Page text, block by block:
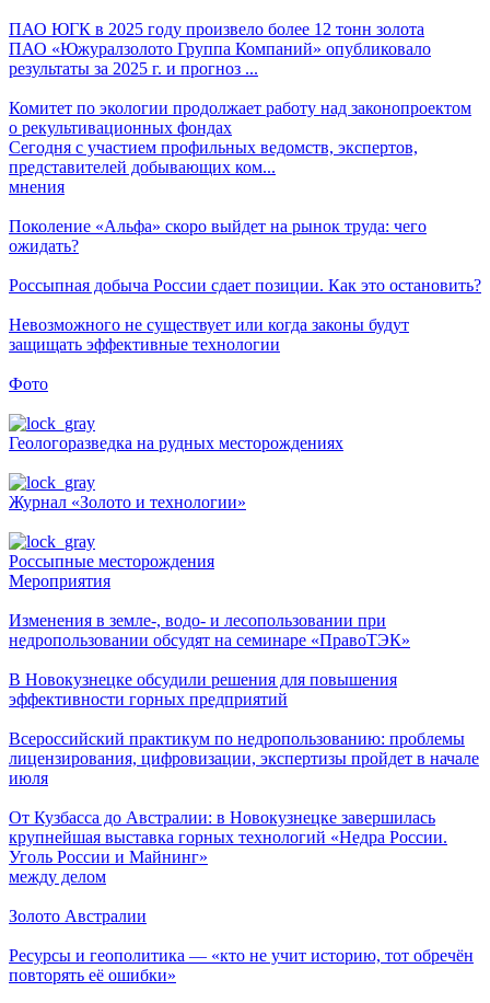
ПАО ЮГК в 2025 году произвело более 12 тонн золота
ПАО «Южуралзолото Группа Компаний» опубликовало
результаты за 2025 г. и прогноз ...
Комитет по экологии продолжает работу над законопроектом
о рекультивационных фондах
Сегодня с участием профильных ведомств, экспертов,
представителей добывающих ком...
мнения
Поколение «Альфа» скоро выйдет на рынок труда: чего
ожидать?
Россыпная добыча России сдает позиции. Как это остановить?
Невозможного не существует или когда законы будут
защищать эффективные технологии
Фото
Геологоразведка на рудных месторождениях
Журнал «Золото и технологии»
Россыпные месторождения
Мероприятия
Изменения в земле-, водо- и лесопользовании при
недропользовании обсудят на семинаре «ПравоТЭК»
В Новокузнецке обсудили решения для повышения
эффективности горных предприятий
Всероссийский практикум по недропользованию: проблемы
лицензирования, цифровизации, экспертизы пройдет в начале
июля
От Кузбасса до Австралии: в Новокузнецке завершилась
крупнейшая выставка горных технологий «Недра России.
Уголь России и Майнинг»
между делом
Золото Австралии
Ресурсы и геополитика — «кто не учит историю, тот обречён
повторять её ошибки»